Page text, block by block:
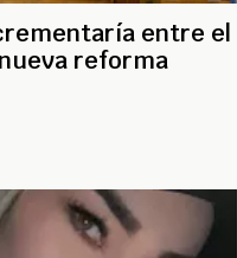
entre el
reforma